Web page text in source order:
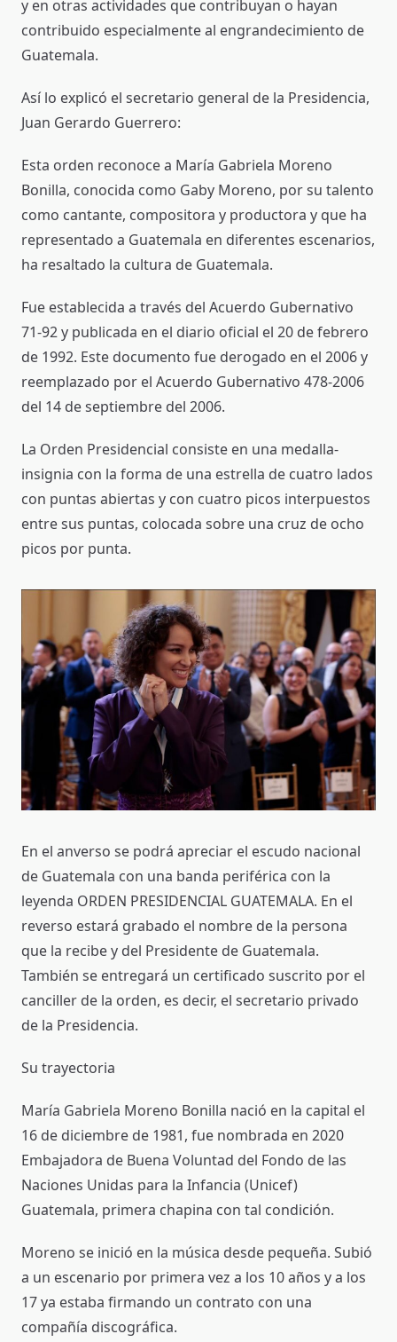
y en otras actividades que contribuyan o hayan
contribuido especialmente al engrandecimiento de
Guatemala.
Así lo explicó el secretario general de la Presidencia,
Juan Gerardo Guerrero:
Esta orden reconoce a María Gabriela Moreno
Bonilla, conocida como Gaby Moreno, por su talento
como cantante, compositora y productora y que ha
representado a Guatemala en diferentes escenarios,
ha resaltado la cultura de Guatemala.
Fue establecida a través del Acuerdo Gubernativo
71-92 y publicada en el diario oficial el 20 de febrero
de 1992. Este documento fue derogado en el 2006 y
reemplazado por el Acuerdo Gubernativo 478-2006
del 14 de septiembre del 2006.
La Orden Presidencial consiste en una medalla-
insignia con la forma de una estrella de cuatro lados
con puntas abiertas y con cuatro picos interpuestos
entre sus puntas, colocada sobre una cruz de ocho
picos por punta.
En el anverso se podrá apreciar el escudo nacional
de Guatemala con una banda periférica con la
leyenda ORDEN PRESIDENCIAL GUATEMALA. En el
reverso estará grabado el nombre de la persona
que la recibe y del Presidente de Guatemala.
También se entregará un certificado suscrito por el
canciller de la orden, es decir, el secretario privado
de la Presidencia.
Su trayectoria
María Gabriela Moreno Bonilla nació en la capital el
16 de diciembre de 1981, fue nombrada en 2020
Embajadora de Buena Voluntad del Fondo de las
Naciones Unidas para la Infancia (Unicef)
Guatemala, primera chapina con tal condición.
Moreno se inició en la música desde pequeña. Subió
a un escenario por primera vez a los 10 años y a los
17 ya estaba firmando un contrato con una
compañía discográfica.